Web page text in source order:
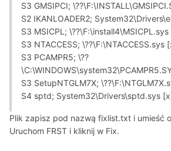
S3 GMSIPCI;
S2 IKANLOADER2;
S3 MSICPL;
S3 NTACCESS; \??\F:\NTACCESS.sys
S3 PCAMPR5; \??
S3 SetupNTGLM7X;
S4 sptd; System32\Drivers\sptd.sys
Plik zapisz pod nazwą fixlist.txt i umieść
Uruchom FRST i kliknij w Fix.